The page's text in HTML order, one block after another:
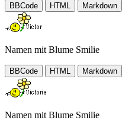
BBCode HTML Markdown
Namen mit Blume Smilie
BBCode HTML Markdown
Namen mit Blume Smilie